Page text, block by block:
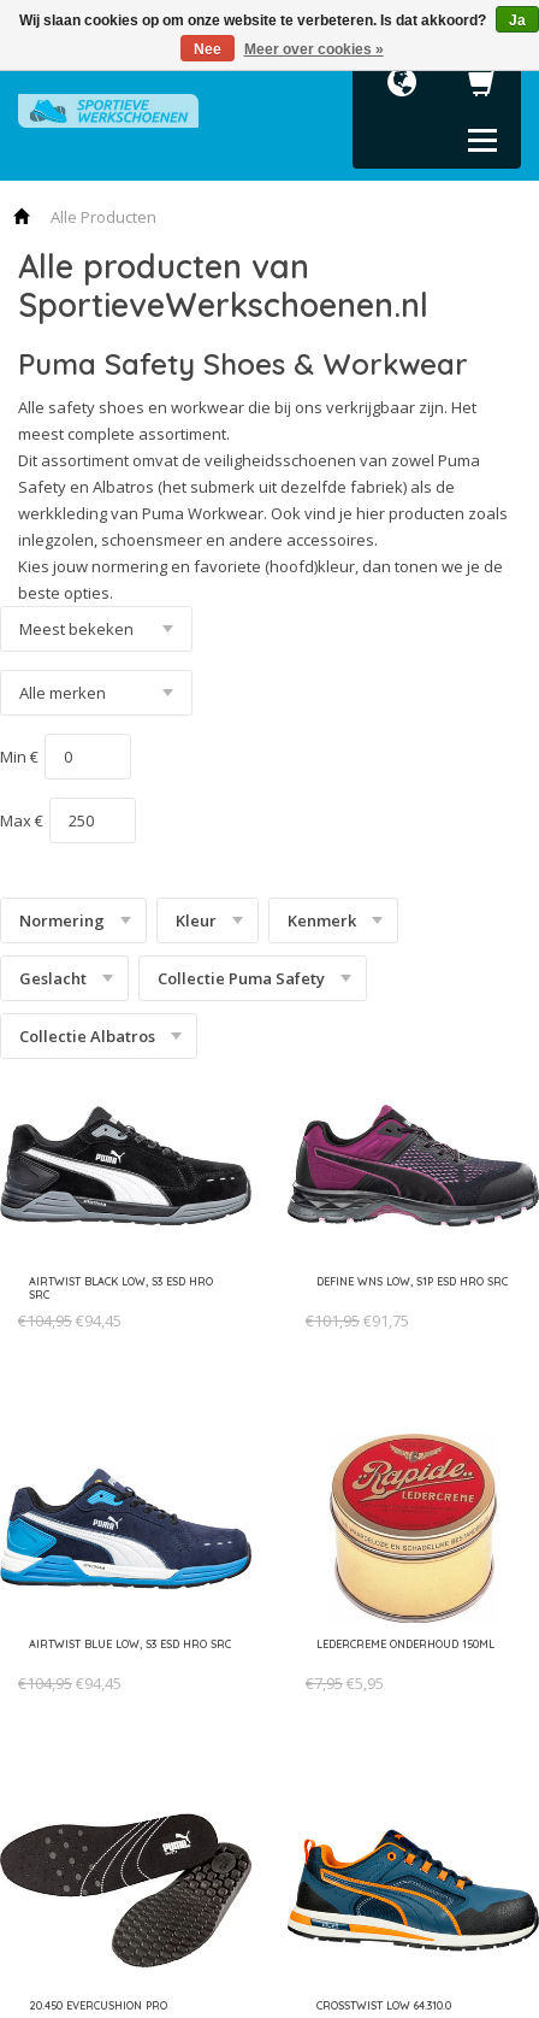
Terug
Werkschoenen
Werkschoenen
Terug
Werkschoenen
Werkschoenen
Werkschoenen
Terug
Kleding en
Inlegzolen
Terug
werkschoenen
Protect
Safety Motion
Safety Technics
Protect
Caps Evo
Line
Service
Terug
Puma
Terug
Normering
Alle Producten
Alle producten van
SportieveWerkschoenen.nl
Puma Safety Shoes & Workwear
Alle safety shoes en workwear die bij ons verkrijgbaar zijn. Het
meest complete assortiment.
Dit assortiment omvat de veiligheidsschoenen van zowel Puma
Safety en Albatros (het submerk uit dezelfde fabriek) als de
werkkleding van Puma Workwear. Ook vind je hier producten zoals
inlegzolen, schoensmeer en andere accessoires.
Kies jouw normering en favoriete (hoofd)kleur, dan tonen we je de
beste opties.
Min €
Max €
Normering Kleur Kenmerk
Geslacht Collectie Puma Safety
Collectie Albatros
AIRTWIST BLACK LOW, S3 ESD HRO
SRC
€104,95€94,45
DEFINE WNS LOW, S1P ESD HRO SRC
€101,95€91,75
AIRTWIST BLUE LOW, S3 ESD HRO SRC
€104,95€94,45
LEDERCREME ONDERHOUD 150ML
€7,95€5,95
20.450 EVERCUSHION PRO CROSSTWIST LOW 64.310.0
Wij slaan cookies op om onze website te verbeteren. Is dat akkoord?
Ja
Nee
Meer over cookies »